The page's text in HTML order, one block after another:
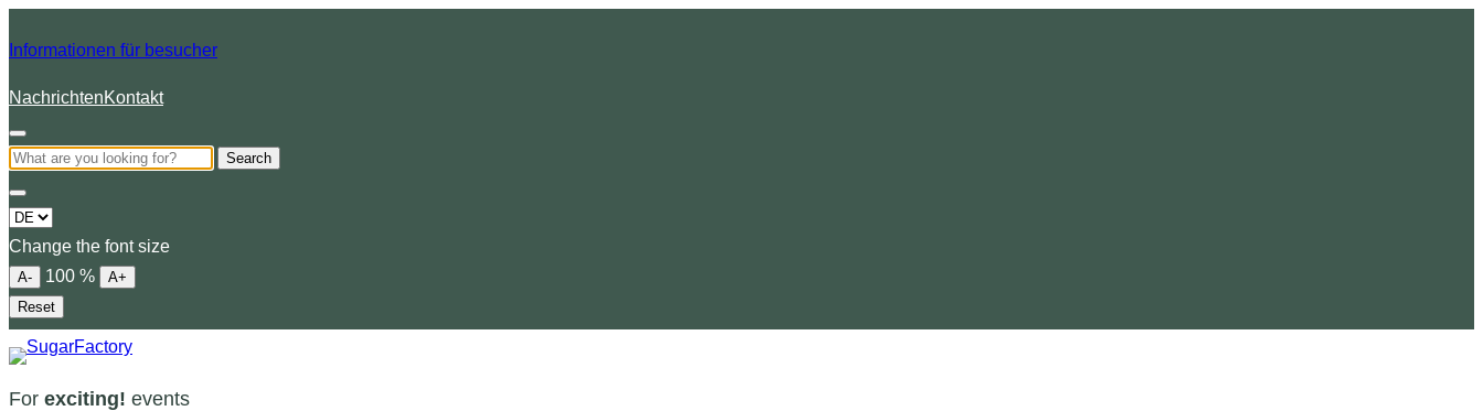
Informationen für besucher
NachrichtenKontakt
Search
Choose
a
language
Change the font size
A- 100 %
A+
Reset
For exciting! events